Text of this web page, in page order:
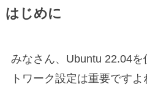
はじめに
みなさん、Ubuntu 22.04を
トワーク設定は重要ですよ